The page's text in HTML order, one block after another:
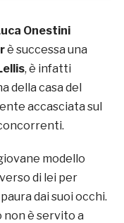
Onestini
è successa una
, è infatti
della casa del
accasciata sul
modello
di lei per
dai suoi occhi.
è servito a